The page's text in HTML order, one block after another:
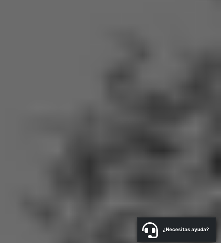
¿Necesitas ayuda?